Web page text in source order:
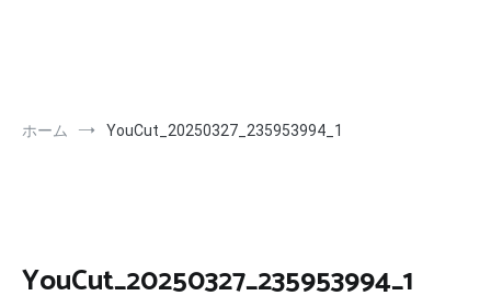
ホーム YouCut_20250327_235953994_1
YouCut_20250327_235953994_1